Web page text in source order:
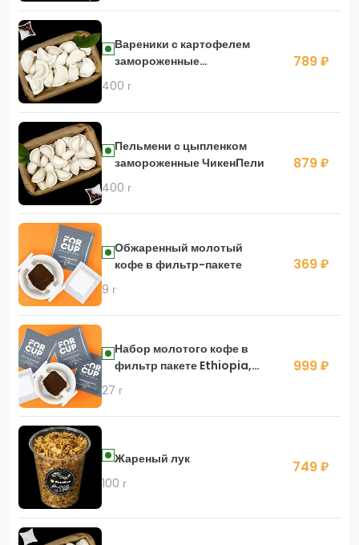
Вареники с картофелем
замороженные
ПотатопПели
400 г
789 ₽
Пельмени с цыпленком
замороженные ЧикенПели
400 г
879 ₽
Обжаренный молотый
кофе в фильтр-пакете
9 г
369 ₽
Набор молотого кофе в
фильтр пакете Ethiopia,
Guatemala, Kenya
27 г
999 ₽
Жареный лук
100 г
749 ₽